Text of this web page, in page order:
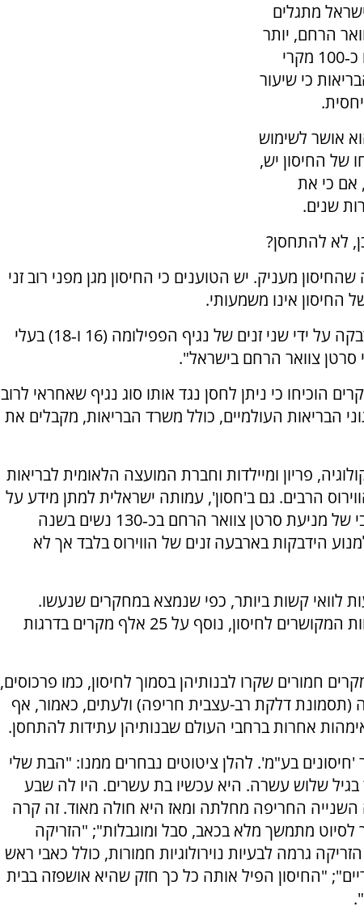
מתגלים
בצוואר הרחם, יותר
מ‑200 מקרי סרטן בצוואר הרחם ומתרחשים כ‑100 מקרי
כי שיעור
אושר לשימוש
של החיסון יש,
אם כי את
שנים.
לא להתחסן?
מעניק. יש הטוענים כי החיסון מגן מפני רוב זני
החיסון אינו משמעותי.
על פי משרד הבריאות, "החיסון מגן מפני הדבקה על ידי שני זנים של נגיף הפפילומה (16 ו‑18) בעלי
סרטן צוואר הרחם בישראל".
הוכיחו כי ניתן לחסן נגד אותו סוג נגיף שאחראי לרוב
הבריאות העולמיים, כולל משרד הבריאות, מקבלים את
פריון ומיילדות וחברת המועצה הלאומית לבריאות
הרבים. גם ב'חסון', עמותה ישראלית למתן מידע על
חיסונים, טוענים כי לחיסון יש פוטנציאל מרבי של מניעת סרטן צוואר הרחם בכ‑130 נשים בשנה
הידבקות בארבעה זנים של הווירוס בלבד אך לא
לוואי קשות ביותר, כפי שנמצא במחקרים שנעשו.
מתחילת 2008 דווח בארה"ב על 76 מקרי מוות המקושרים לחיסון, נוסף על 25 אלף מקרים בדרגות
חמורים שקרו לבנותיהן בסמוך לחיסון, כמו פרכוסים,
(תסמונת דלקת רב-עצבית חריפה) ולעתים, כאמור, אף
אחרות ברחבי העולם שבנותיהן עתידות להתחסן.
בע"מ'. להלן ציטוטים נבחרים ממנו: "הבת שלי
שלוש עשרה. היא עכשיו בת עשרים. היו לה שבע
השנייה החריפה מחלתה ומאז היא חולה מאוד. זה קרה
מתמשך מלא בכאב, סבל ומוגבלות"; "הזריקה
גרמה לבעיות נוירולוגיות חמורות, כולל כאבי ראש
"החיסון הפיל אותה כל כך חזק שהיא אושפזה בבית